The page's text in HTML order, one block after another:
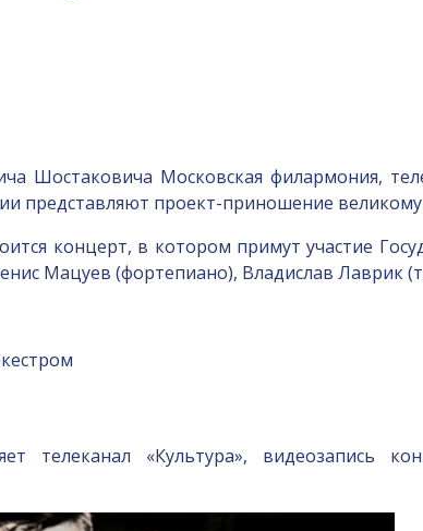
Шостаковича Московская филармония,
представляют проект-приношение
концерт, в котором примут участие
Мацуев (фортепиано), Владислав Лаврик
телеканал «Культура», видеозапись